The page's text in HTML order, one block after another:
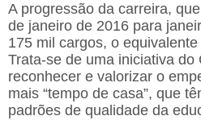
A progressão da carreira,
de janeiro de 2016 para
175 mil cargos, o
Trata-se de uma iniciativa
reconhecer e valorizar o
mais “tempo de casa”, que
padrões de qualidade da